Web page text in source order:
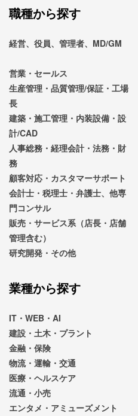
職種から探す
経営、役員、管理者、MD/GM
営業・セールス
生産管理・品質管理/保証・工場
長
建築・施工管理・内装設備・設
計/CAD
人事総務・経理会計・法務・財
務
顧客対応・カスタマーサポート
会計士・税理士・弁護士、他専
門コンサル
販売・サービス系（店長・店舗
管理含む）
研究開発・その他
業種から探す
IT・WEB・AI
建設・土木・プラント
金融・保険
物流・運輸・交通
医療・ヘルスケア
流通・小売
エンタメ・アミューズメント